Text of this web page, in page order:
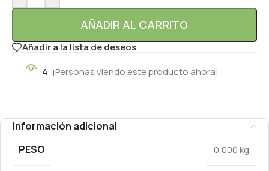
AÑADIR AL CARRITO
Añadir a la lista de deseos
4 ¡Personas viendo este producto ahora!
Información adicional
PESO
0,000 kg